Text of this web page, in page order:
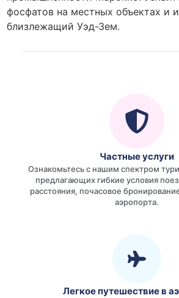
фосфатов на местных объектах и
близлежащий Уэд-Зем.
Частные услуги
Ознакомьтесь с нашим спектром
предлагающих гибкие условия
расстояния, почасовое
аэропорта.
Легкое путешествие в